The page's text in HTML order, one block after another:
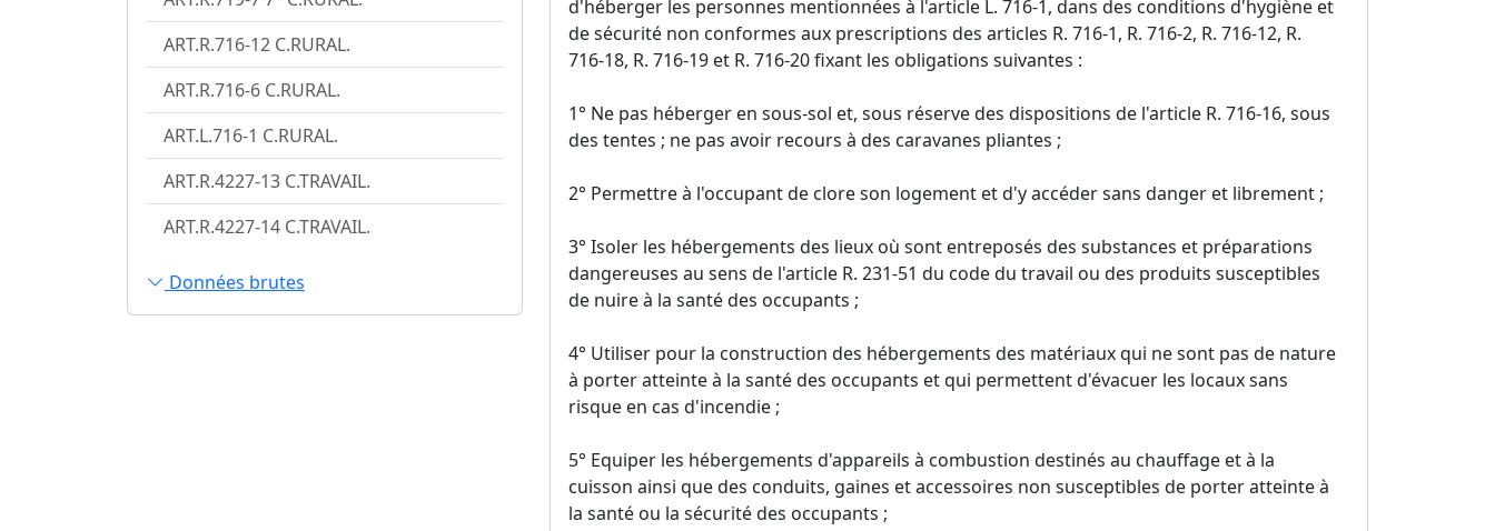
ART.R.716-12 C.RURAL.
ART.R.716-6 C.RURAL.
ART.L.716-1 C.RURAL.
ART.R.4227-13 C.TRAVAIL.
ART.R.4227-14 C.TRAVAIL.
Données brutes
d'héberger les personnes mentionnées à l'article L. 716-1, dans des conditions d'hygiène et
de sécurité non conformes aux prescriptions des articles R. 716-1, R. 716-2, R. 716-12, R.
716-18, R. 716-19 et R. 716-20 fixant les obligations suivantes :
1° Ne pas héberger en sous-sol et, sous réserve des dispositions de l'article R. 716-16, sous
des tentes ; ne pas avoir recours à des caravanes pliantes ;
2° Permettre à l'occupant de clore son logement et d'y accéder sans danger et librement ;
3° Isoler les hébergements des lieux où sont entreposés des substances et préparations
dangereuses au sens de l'article R. 231-51 du code du travail ou des produits susceptibles
de nuire à la santé des occupants ;
4° Utiliser pour la construction des hébergements des matériaux qui ne sont pas de nature
à porter atteinte à la santé des occupants et qui permettent d'évacuer les locaux sans
risque en cas d'incendie ;
5° Equiper les hébergements d'appareils à combustion destinés au chauffage et à la
cuisson ainsi que des conduits, gaines et accessoires non susceptibles de porter atteinte à
la santé ou la sécurité des occupants ;